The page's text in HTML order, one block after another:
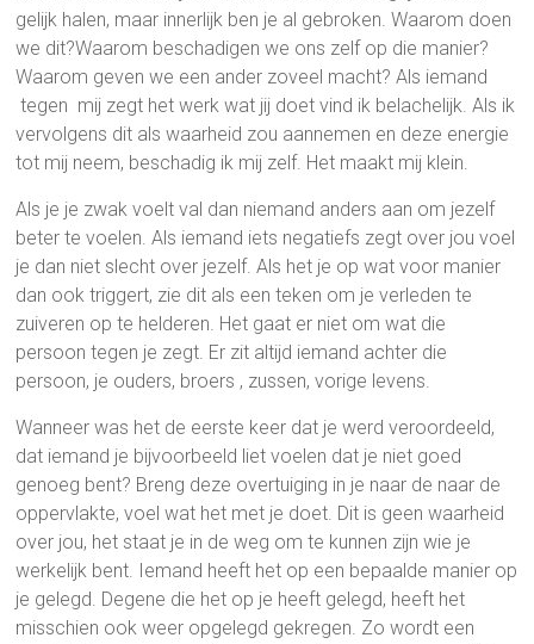
gelijk halen, maar innerlijk ben je al gebroken. Waarom doen
we dit?Waarom beschadigen we ons zelf op die manier?
Waarom geven we een ander zoveel macht? Als iemand
tegen mij zegt het werk wat jij doet vind ik belachelijk. Als ik
vervolgens dit als waarheid zou aannemen en deze energie
tot mij neem, beschadig ik mij zelf. Het maakt mij klein.
Als je je zwak voelt val dan niemand anders aan om jezelf
beter te voelen. Als iemand iets negatiefs zegt over jou voel
je dan niet slecht over jezelf. Als het je op wat voor manier
dan ook triggert, zie dit als een teken om je verleden te
zuiveren op te helderen. Het gaat er niet om wat die
persoon tegen je zegt. Er zit altijd iemand achter die
persoon, je ouders, broers , zussen, vorige levens.
Wanneer was het de eerste keer dat je werd veroordeeld,
dat iemand je bijvoorbeeld liet voelen dat je niet goed
genoeg bent? Breng deze overtuiging in je naar de naar de
oppervlakte, voel wat het met je doet. Dit is geen waarheid
over jou, het staat je in de weg om te kunnen zijn wie je
werkelijk bent. Iemand heeft het op een bepaalde manier op
je gelegd. Degene die het op je heeft gelegd, heeft het
misschien ook weer opgelegd gekregen. Zo wordt een